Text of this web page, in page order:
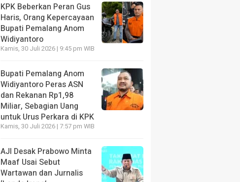
KPK Beberkan Peran Gus
Haris, Orang Kepercayaan
Bupati Pemalang Anom
Widiyantoro
Kamis, 30 Juli 2026 | 9:45 pm WIB
Bupati Pemalang Anom
Widiyantoro Peras ASN
dan Rekanan Rp1,98
Miliar, Sebagian Uang
untuk Urus Perkara di KPK
Kamis, 30 Juli 2026 | 7:57 pm WIB
AJI Desak Prabowo Minta
Maaf Usai Sebut
Wartawan dan Jurnalis